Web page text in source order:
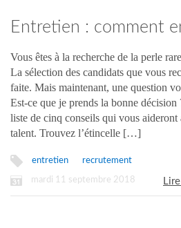
Entretien : comment
meilleur talent ?
Vous êtes à la recherche de la perle
La sélection des candidats que vous
faite. Mais maintenant, une question
Est-ce que je prends la bonne décision
liste de cinq conseils qui vous aideront
talent. Trouvez l’étincelle […]
entretien recrutement
mardi 11 septembre 2018